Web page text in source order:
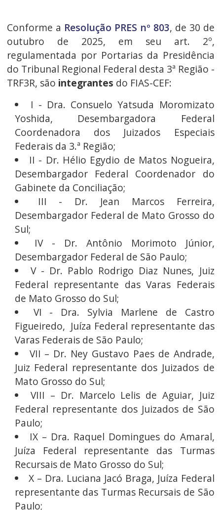
Conforme a Resolução PRES nº 803, de 30 de
outubro de 2025, em seu art. 2º,
regulamentada por Portarias da Presidência
do Tribunal Regional Federal desta 3ª Região -
TRF3R, são integrantes do FIAS-CEF:
I - Dra. Consuelo Yatsuda Moromizato
Yoshida, Desembargadora Federal
Coordenadora dos Juizados Especiais
Federais da 3.ª Região;
II - Dr. Hélio Egydio de Matos Nogueira,
Desembargador Federal Coordenador do
Gabinete da Conciliação;
III - Dr. Jean Marcos Ferreira,
Desembargador Federal de Mato Grosso do
Sul;
IV - Dr. Antônio Morimoto Júnior,
Desembargador Federal de São Paulo;
V - Dr. Pablo Rodrigo Diaz Nunes, Juiz
Federal representante das Varas Federais
de Mato Grosso do Sul;
VI - Dra. Sylvia Marlene de Castro
Figueiredo, Juíza Federal representante das
Varas Federais de São Paulo;
VII – Dr. Ney Gustavo Paes de Andrade,
Juiz Federal representante dos Juizados de
Mato Grosso do Sul;
VIII – Dr. Marcelo Lelis de Aguiar, Juiz
Federal representante dos Juizados de São
Paulo;
IX – Dra. Raquel Domingues do Amaral,
Juíza Federal representante das Turmas
Recursais de Mato Grosso do Sul;
X – Dra. Luciana Jacó Braga, Juíza Federal
representante das Turmas Recursais de São
Paulo;